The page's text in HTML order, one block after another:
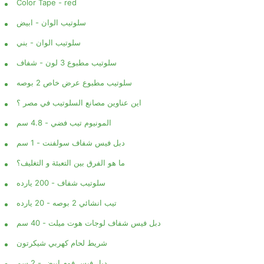
MORE
Color Tape - red
سلوتيب الوان - ابيض
سلوتيب الوان - بني
سلوتيب مطبوع 3 لون - شفاف
سلوتيب مطبوع عرض خاص 2 بوصه
اين عناوين مصانع السلوتيب في مصر ؟
المونيوم تيب فضي - 4.8 سم
دبل فيس شفاف سولفنت - 1 سم
ما هو الفرق بين التعبئة و التغليف؟
سلوتيب شفاف - 200 يارده
تيب انشائي 2 بوصه - 20 يارده
دبل فيس شفاف لوجات هوت ميلت - 40 سم
شريط لحام كهربي شيكرتون